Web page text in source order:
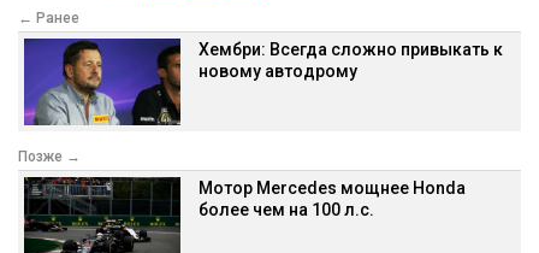
← Ранее
Хембри: Всегда сложно привыкать к
новому автодрому
Позже →
Мотор Mercedes мощнее Honda
более чем на 100 л.с.